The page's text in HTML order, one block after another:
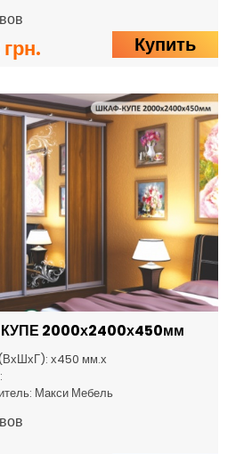
Купить
2000х2400х450мм
х450 мм.х
Макси Мебель